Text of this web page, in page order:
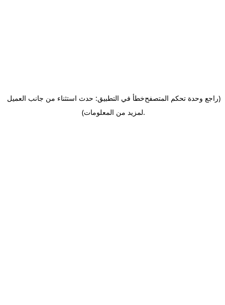
خطأ في التطبيق: حدث استثناء من جانب العميل(راجع وحدة تحكم المتصفح
لمزيد من المعلومات).